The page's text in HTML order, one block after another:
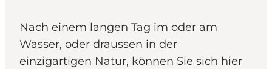
Events
Unterkunft
Mach deine Urlaubsplanung
Nach einem langen Tag im oder am
Wasser, oder draussen in der
einzigartigen Natur, können Sie sich hier